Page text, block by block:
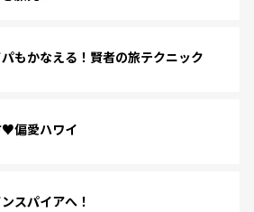
もかなえる！賢者の旅テクニック
偏愛ハワイ
スパイアへ！